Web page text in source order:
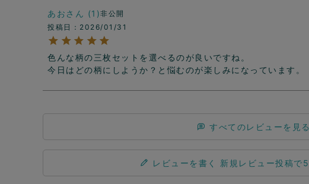
あお 1
非公開
投稿日
2026/01/31
色んな柄の三枚セットを選べるのが良いですね。
今日はどの柄にしようか？と悩むのが楽しみになっています。
すべてのレビューを見る
レビューを書く